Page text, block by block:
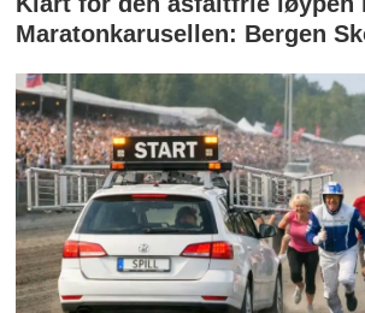
Maratonkarusellen: Bergen